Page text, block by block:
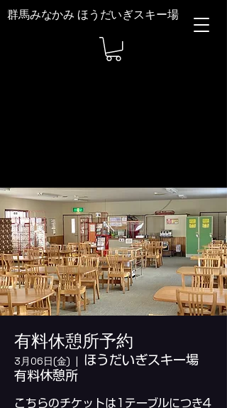
群馬みなかみ ほうだいぎスキー場
有料休憩所予約
3月06日(金)
  |
ほうだいぎスキー場
有料休憩所
こちらのチケットは1テーブルにつき4